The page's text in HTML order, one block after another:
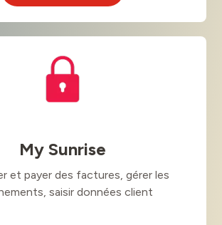
My Sunrise
et payer des factures, gérer les
saisir données client